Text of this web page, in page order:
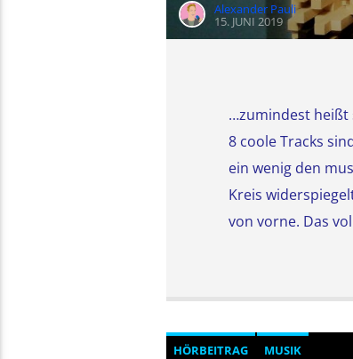
Alexander Pauli
15. JUNI 2019
…zumindest heißt
8 coole Tracks
ein wenig den
Kreis
von vorne. Das
HÖRBEITRAG MUSIK